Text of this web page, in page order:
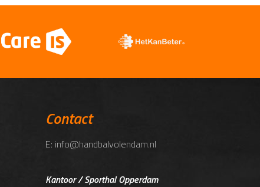
Contact
E: info@handbalvolendam.nl
Kantoor / Sporthal Opperdam